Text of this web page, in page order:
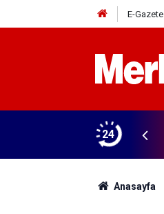
E-Gazete
24
313 beygir motoru var
Anasayfa